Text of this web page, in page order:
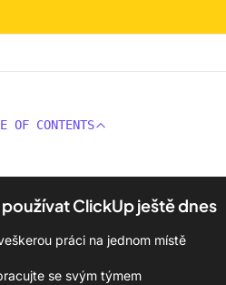
OF CONTENTS
ClickUp ještě dnes
práci na jednom místě
se svým týmem